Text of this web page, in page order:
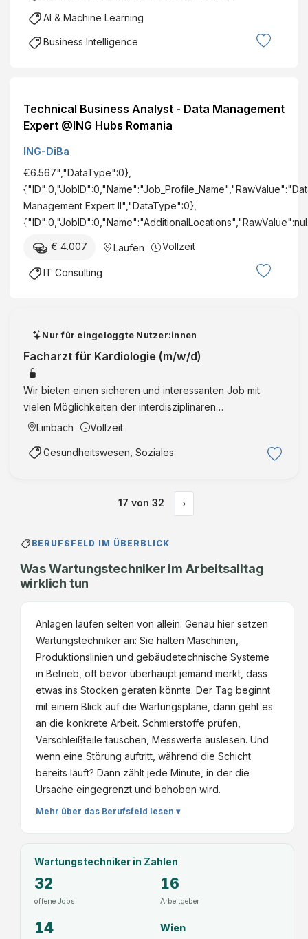
AI & Machine Learning
Business Intelligence
Technical Business Analyst - Data Management
Expert @ING Hubs Romania
ING-DiBa
€6.567","DataType":0},
Management Expert II","DataType":0},
€ 4.007 Laufen Vollzeit
IT Consulting
Nur für eingeloggte Nutzer:innen
Facharzt für Kardiologie (m/w/d)
Wir bieten einen sicheren und interessanten Job mit
vielen Möglichkeiten der interdisziplinären
Zusammenarbeit und enger Anbindung an das Klinikum
starke Position in …
Limbach Vollzeit
Gesundheitswesen, Soziales
17 von 32 ›
BERUFSFELD IM ÜBERBLICK
Was Wartungstechniker im Arbeitsalltag
wirklich tun
Anlagen laufen selten von allein. Genau hier setzen
Wartungstechniker an: Sie halten Maschinen,
Produktionslinien und gebäudetechnische Systeme
in Betrieb, oft bevor überhaupt jemand merkt, dass
etwas ins Stocken geraten könnte. Der Tag beginnt
mit einem Blick auf die Wartungspläne, dann geht es
an die konkrete Arbeit. Schmierstoffe prüfen,
Verschleißteile tauschen, Messwerte auslesen. Und
wenn eine Störung auftritt, während die Schicht
bereits läuft? Dann zählt jede Minute, in der die
Ursache eingegrenzt und behoben wird.
Mehr über das Berufsfeld lesen ▾
Wartungstechnikerin Zahlen
32
offene Jobs
16
Arbeitgeber
14 Wien